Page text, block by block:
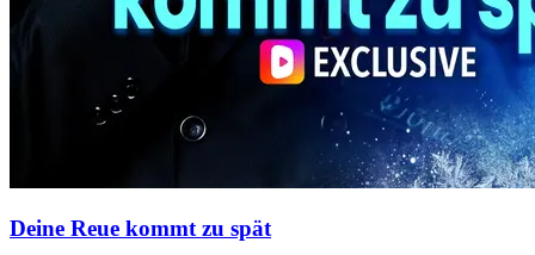
Deine Reue kommt zu spät